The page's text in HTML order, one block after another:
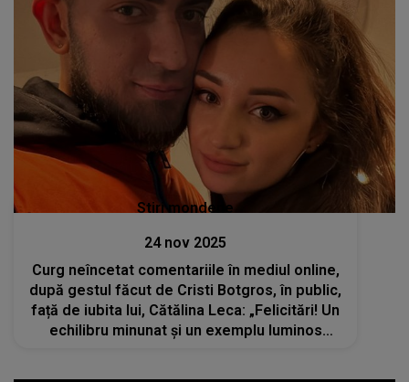
Stiri mondene
24 nov 2025
Curg neîncetat comentariile în mediul online,
după gestul făcut de Cristi Botgros, în public,
față de iubita lui, Cătălina Leca: „Felicitări! Un
echilibru minunat și un exemplu luminos